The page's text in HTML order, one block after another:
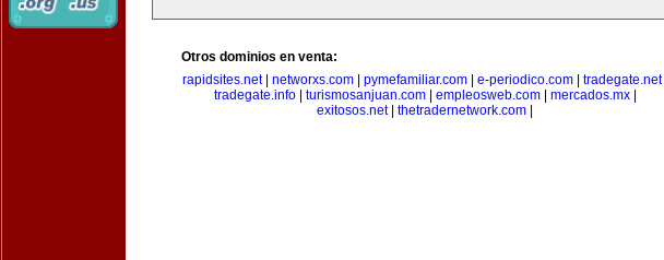
Otros dominios en venta:
rapidsites.net| networxs.com| pymefamiliar.com| e-periodico.com| tradegate.net|
tradegate.info| turismosanjuan.com| empleosweb.com| mercados.mx|
exitosos.net| thetradernetwork.com